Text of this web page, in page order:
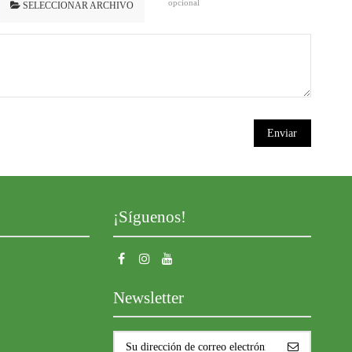
SELECCIONAR ARCHIVO opcional
¡Síguenos!
Newsletter